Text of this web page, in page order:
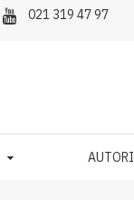
021 319 47 97
AUTORI